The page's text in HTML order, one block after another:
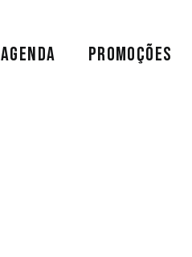
AGENDA PROMOÇÕES